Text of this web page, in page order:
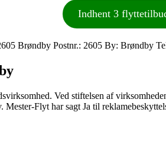
Indhent 3
Brøndby Postnr.: 2605 By: Brøndby
Ved stiftelsen af
Flyt har sagt Ja til